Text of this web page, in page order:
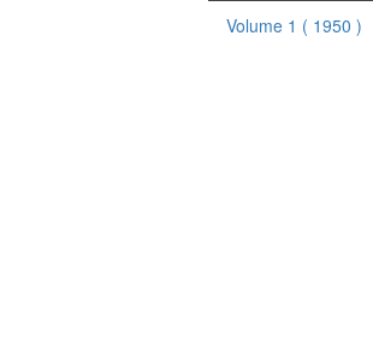
Volume 1 ( 1950 )